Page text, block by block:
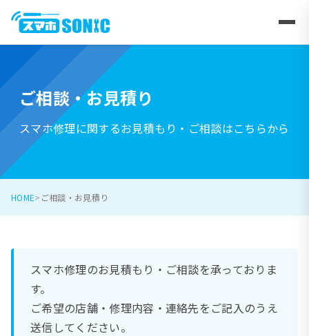
ご相談・お見積り
スマホ修理に関するお見積もり・ご相談はこちらから
HOME ご相談・お見積り
スマホ修理のお見積もり・ご相談を承っておりま
す。
ご希望の店舗・修理内容・連絡先をご記入のうえ
送信してください。